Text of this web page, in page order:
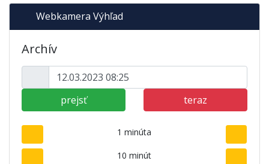
Webkamera Výhľad
Archív
prejsť teraz
1 minúta
10 minút